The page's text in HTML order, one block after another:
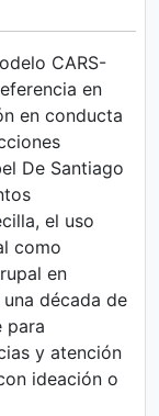
CARS-
en
en conducta
De Santiago
el uso
como
en
década de
para
y atención
ideación o